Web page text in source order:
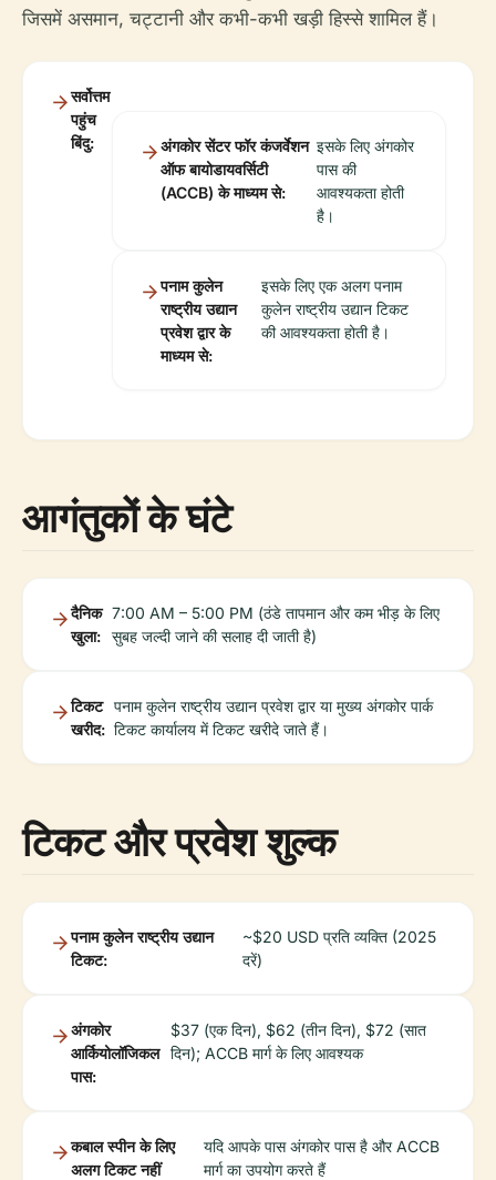
जिसमें असमान, चट्टानी और कभी-कभी खड़ी हिस्से शामिल हैं।
सर्वोत्तम
पहुंच
बिंदु:
अंगकोर सेंटर फॉर कंजर्वेशन
ऑफ बायोडायवर्सिटी
(ACCB) के माध्यम से:
इसके लिए अंगकोर
पास की
आवश्यकता होती
है।
पनाम कुलेन
राष्ट्रीय उद्यान
प्रवेश द्वार के
माध्यम से:
इसके लिए एक अलग पनाम
कुलेन राष्ट्रीय उद्यान टिकट
की आवश्यकता होती है।
आगंतुकों के घंटे
दैनिक
खुला:
7:00 AM – 5:00 PM (ठंडे तापमान और कम भीड़ के लिए
सुबह जल्दी जाने की सलाह दी जाती है)
टिकट
खरीद:
पनाम कुलेन राष्ट्रीय उद्यान प्रवेश द्वार या मुख्य अंगकोर पार्क
टिकट कार्यालय में टिकट खरीदे जाते हैं।
टिकट और प्रवेश शुल्क
पनाम कुलेन राष्ट्रीय उद्यान
टिकट:
~$20 USD प्रति व्यक्ति (2025
दरें)
अंगकोर
आर्कियोलॉजिकल
पास:
$37 (एक दिन), $62 (तीन दिन), $72 (सात
दिन); ACCB मार्ग के लिए आवश्यक
कबाल स्पीन के लिए
अलग टिकट नहीं
यदि आपके पास अंगकोर पास है और ACCB
मार्ग का उपयोग करते हैं